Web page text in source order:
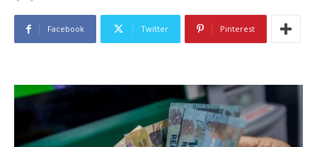
Facebook Twitter Pinterest